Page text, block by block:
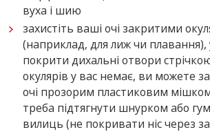
вуха і шию
захистіть ваші очі закритими
(наприклад, для лиж чи плавання),
покрити дихальні отвори
окулярів у вас немає, ви можете
очі прозорим пластиковим
треба підтягнути шнурком або
вилиць (не покривати ніс через